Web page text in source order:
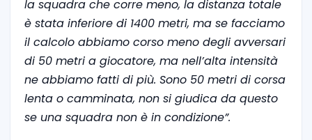
la squadra che corre meno, la distanza totale
è stata inferiore di 1400 metri, ma se facciamo
il calcolo abbiamo corso meno degli avversari
di 50 metri a giocatore, ma nell’alta intensità
ne abbiamo fatti di più. Sono 50 metri di corsa
lenta o camminata, non si giudica da questo
se una squadra non è in condizione”.